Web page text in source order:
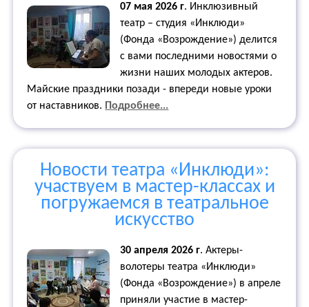
07 мая 2026 г. Инклюзивный
театр – студия «Инклюди»
(Фонда «Возрождение») делится
с вами последними новостями о
жизни наших молодых актеров.
Майские праздники позади - впереди новые уроки
от наставников. Подробнее...
Новости театра «Инклюди»:
участвуем в мастер-классах и
погружаемся в театральное
искусство
30 апреля 2026 г.Актеры-
волотеры театра «Инклюди»
(Фонда «Возрождение») в апреле
приняли участие в мастер-